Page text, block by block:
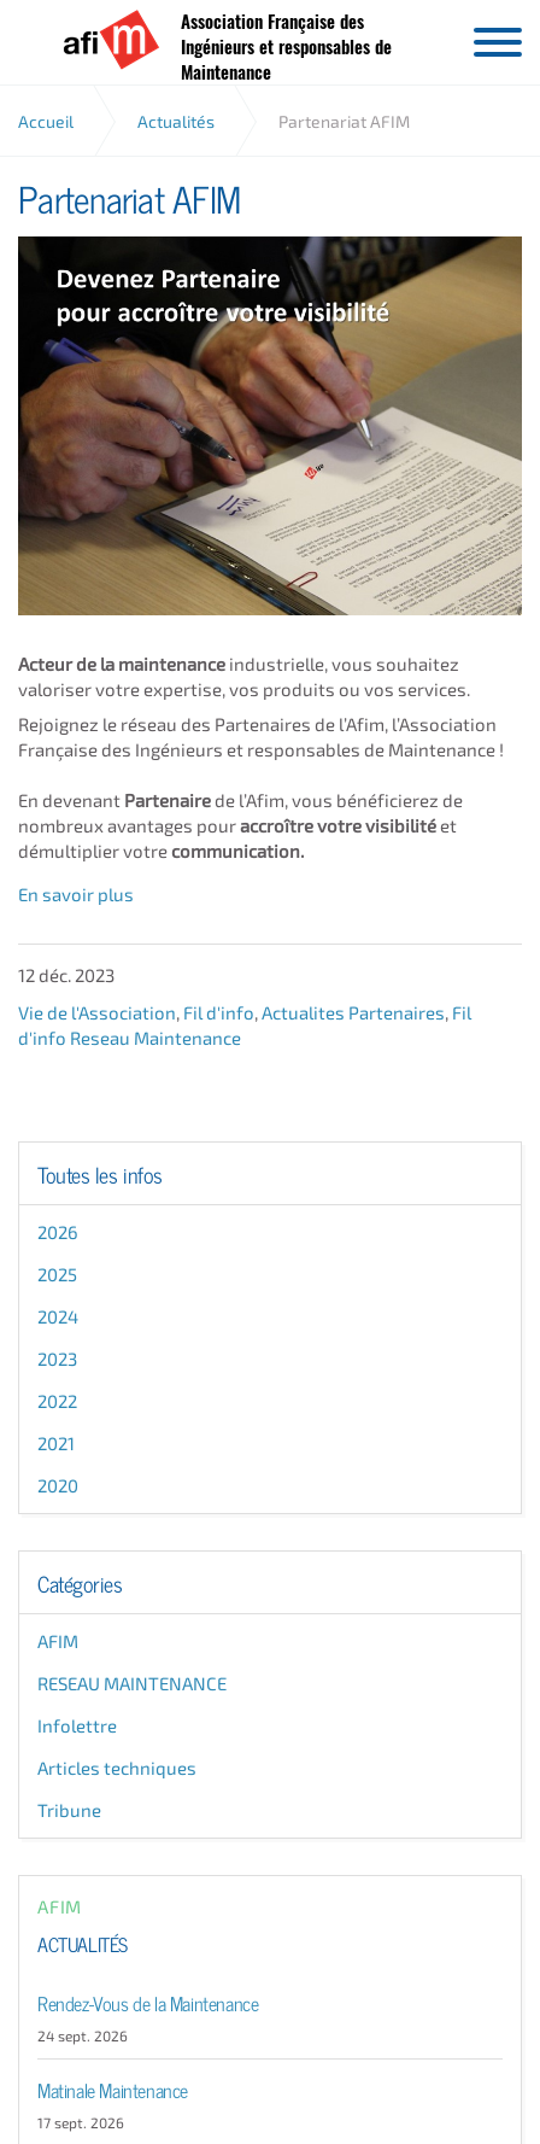
Aller au contenu
Association Française des
Ingénieurs et responsables de
Maintenance
Accueil Actualités Partenariat AFIM
Partenariat AFIM
Acteur de la maintenance industrielle, vous souhaitez
valoriser votre expertise, vos produits ou vos services.
Rejoignez le réseau des Partenaires de l’Afim, l’Association
Française des Ingénieurs et responsables de Maintenance !
En devenant Partenairede l’Afim, vous bénéficierez de
nombreux avantages pouraccroître votre visibilitéet
démultiplier votrecommunication.
En savoir plus
12 déc. 2023
Vie de l'Association Fil d'info Actualites Partenaires Fil
d'info Reseau Maintenance
Toutes les infos
2026
2025
2024
2023
2022
2021
2020
Catégories
AFIM
RESEAU MAINTENANCE
Infolettre
Articles techniques
Tribune
AFIM
ACTUALITÉS
Rendez-Vous de la Maintenance
24 sept. 2026
Matinale Maintenance
17 sept. 2026